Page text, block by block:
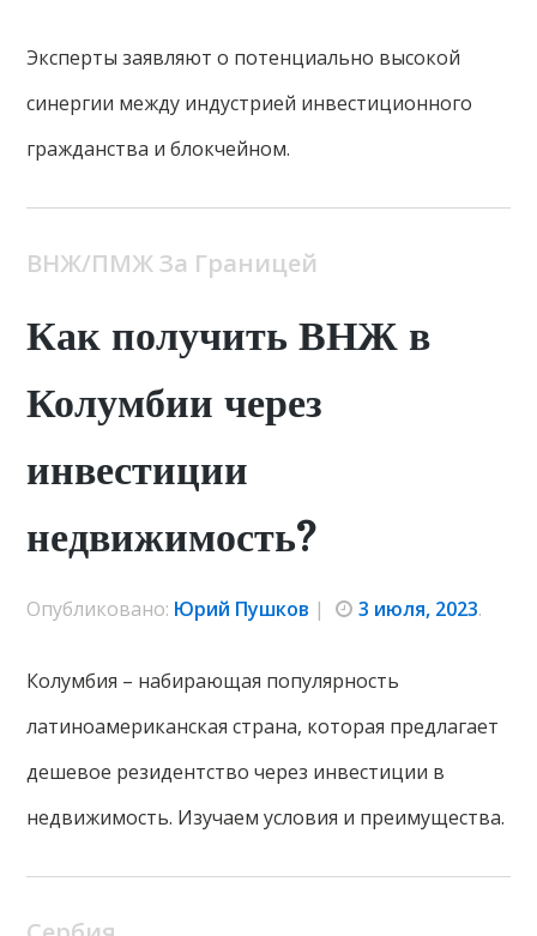
Эксперты заявляют о потенциально высокой
синергии между индустрией инвестиционного
гражданства и блокчейном.
ВНЖ/ПМЖ За Границей
Как получить ВНЖ в
Колумбии через
инвестиции
недвижимость?
Опубликовано: Юрий Пушков | 3 июля, 2023.
Колумбия – набирающая популярность
латиноамериканская страна, которая предлагает
дешевое резидентство через инвестиции в
недвижимость. Изучаем условия и преимущества.